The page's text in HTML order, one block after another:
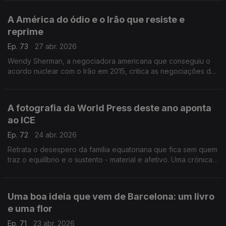
A América do ódio e o Irão que resiste e
reprime
Ep. 73
27 abr. 2026
Wendy Sherman, a negociadora americana que conseguiu o
acordo nuclear com o Irão em 2015, critica as negociações de
A fotografia da World Press deste ano aponta
ao ICE
Ep. 72
24 abr. 2026
Retrata o desespero da família equatoriana que fica sem quem
traz o equilíbrio e o sustento - material e afetivo. Uma crónica
Uma boa ideia que vem de Barcelona: um livro
e uma flor
Ep. 71
23 abr. 2026